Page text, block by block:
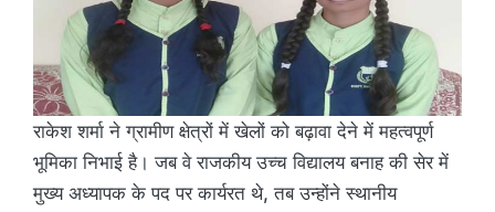
राकेश शर्मा ने ग्रामीण क्षेत्रों में खेलों को बढ़ावा देने में महत्वपूर्ण
भूमिका निभाई है। जब वे राजकीय उच्च विद्यालय बनाह की सेर में
मुख्य अध्यापक के पद पर कार्यरत थे, तब उन्होंने स्थानीय